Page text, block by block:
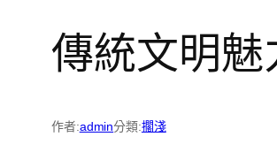
傳統文明
作者:admin分類:擱淺